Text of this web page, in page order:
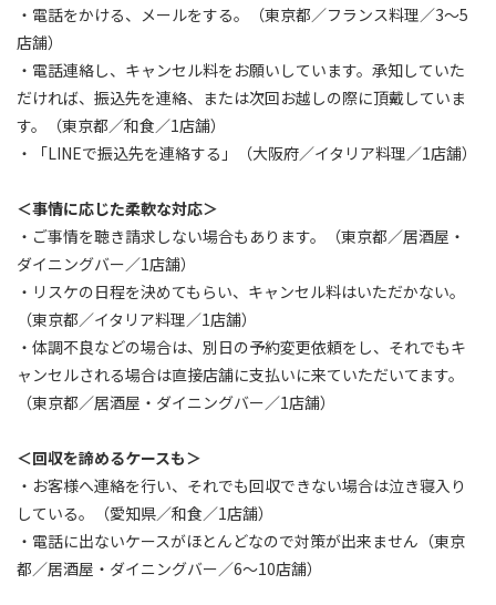
・電話をかける、メールをする。（東京都／フランス料理／3～5
店舗）
・電話連絡し、キャンセル料をお願いしています。承知していた
だければ、振込先を連絡、または次回お越しの際に頂戴していま
す。（東京都／和食／1店舗）
・「LINEで振込先を連絡する」（大阪府／イタリア料理／1店舗）
＜事情に応じた柔軟な対応＞
・ご事情を聴き請求しない場合もあります。（東京都／居酒屋・
ダイニングバー／1店舗）
・リスケの日程を決めてもらい、キャンセル料はいただかない。
（東京都／イタリア料理／1店舗）
・体調不良などの場合は、別日の予約変更依頼をし、それでもキ
ャンセルされる場合は直接店舗に支払いに来ていただいてます。
（東京都／居酒屋・ダイニングバー／1店舗）
＜回収を諦めるケースも＞
・お客様へ連絡を行い、それでも回収できない場合は泣き寝入り
している。（愛知県／和食／1店舗）
・電話に出ないケースがほとんどなので対策が出来ません（東京
都／居酒屋・ダイニングバー／6～10店舗）